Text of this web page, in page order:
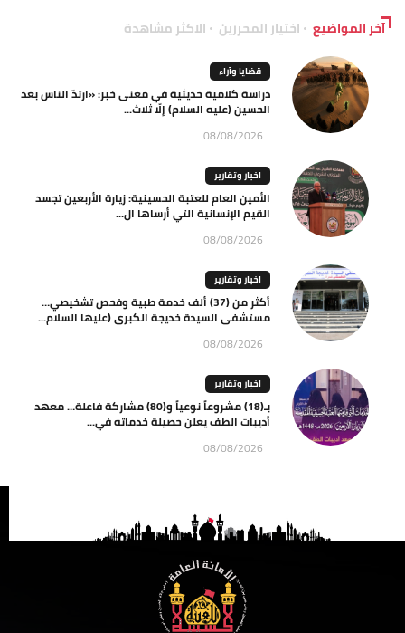
آخر المواضيع اختيار المحررين الاكثر مشاهدة
قضايا وآراء
دراسة كلامية حديثية في معنى خبر: «ارتدّ الناس بعد
الحسين (عليه السلام) إلّا ثلاث...
08/08/2026
اخبار وتقارير
الأمين العام للعتبة الحسينية: زيارة الأربعين تجسد
القيم الإنسانية التي أرساها ال...
08/08/2026
اخبار وتقارير
أكثر من (37) ألف خدمة طبية وفحص تشخيصي…
مستشفى السيدة خديجة الكبرى (عليها السلام...
08/08/2026
اخبار وتقارير
بـ(18) مشروعاً نوعياً و(80) مشاركة فاعلة… معهد
أديبات الطف يعلن حصيلة خدماته في...
08/08/2026